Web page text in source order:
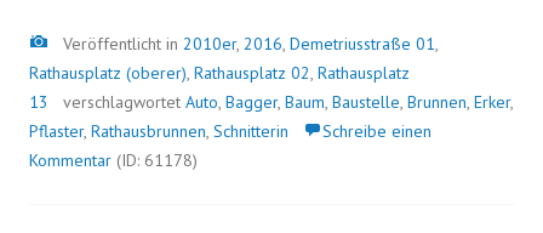
Bild
Veröffentlicht in 2010er, 2016, Demetriusstraße 01,
Rathausplatz (oberer), Rathausplatz 02, Rathausplatz
13
verschlagwortet Auto, Bagger, Baum, Baustelle, Brunnen, Erker,
Pflaster, Rathausbrunnen, Schnitterin
Schreibe einen
Kommentar (ID: 61178)